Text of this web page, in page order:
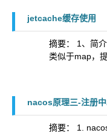
jetcache缓存使用
摘要： 1、简
类似于map，
nacos原理三-注册
摘要： 1.